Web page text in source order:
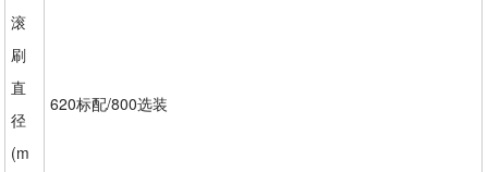
滚
刷
直
径
(m
620标配/800选装